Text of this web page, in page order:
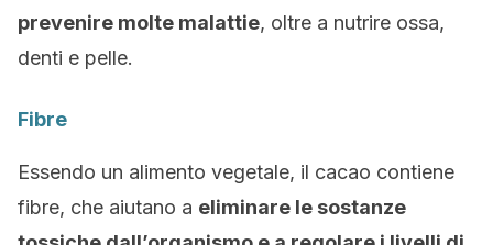
prevenire molte malattie, oltre a nutrire ossa,
denti e pelle.
Fibre
Essendo un alimento vegetale, il cacao contiene
fibre, che aiutano a eliminare le sostanze